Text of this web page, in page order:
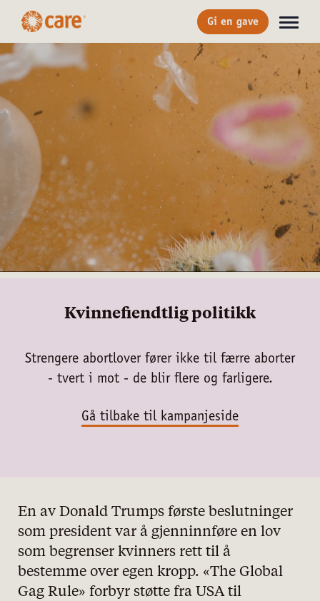
Gi en gave
Kvinnefiendtlig politikk
Strengere abortlover fører ikke til færre aborter
- tvert i mot - de blir flere og farligere.
Gå tilbake til kampanjeside
En av Donald Trumps første beslutninger
som president var å gjenninnføre en lov
som begrenser kvinners rett til å
bestemme over egen kropp. «The Global
Gag Rule» forbyr støtte fra USA til